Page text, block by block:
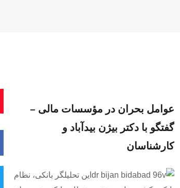
عوامل بحران در مؤسسات مالی –
گفتگو با دکتر بیژن بیدآباد و
کارشناسان
این تحلیلگر بانکی، نظام